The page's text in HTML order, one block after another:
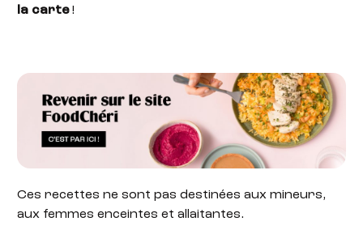
la carte!
Ces recettes ne sont pas destinées aux mineurs,
aux femmes enceintes et allaitantes.